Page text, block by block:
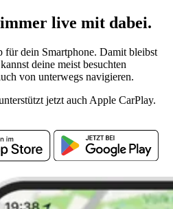
immer live mit dabei.
für dein Smartphone. Damit bleibst
deine meist besuchten
von unterwegs navigieren.
jetzt auch Apple CarPlay.